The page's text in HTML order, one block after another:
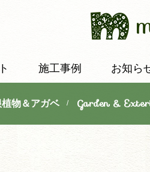
施工事例 お知ら
物＆アガベ/Garden &